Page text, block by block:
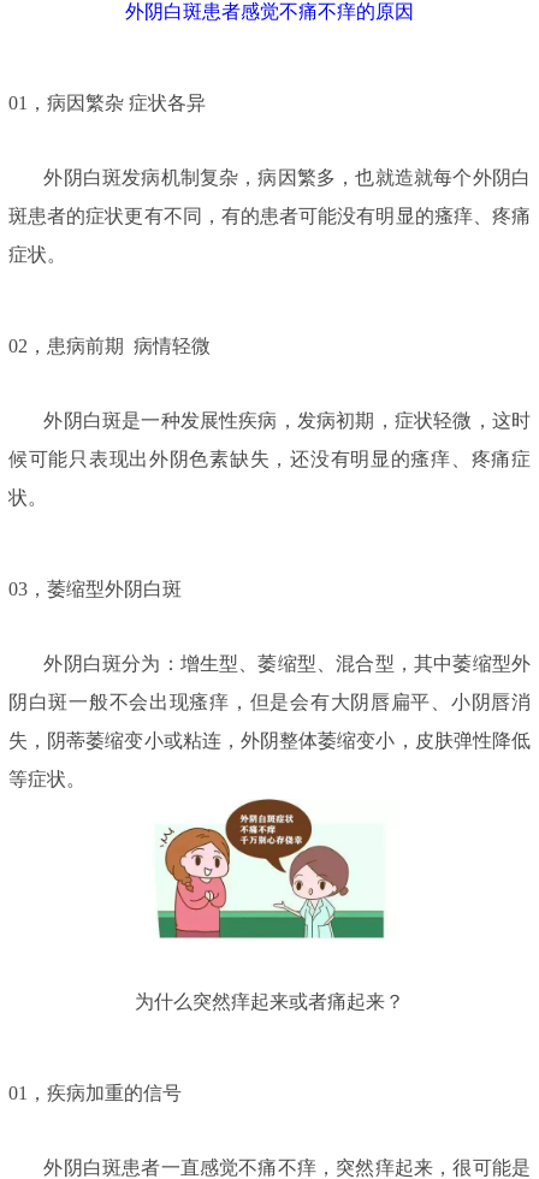
外阴白斑患者感觉不痛不痒的原因
01， 病因繁杂 症状各异
外阴白斑发病机制复杂，病因繁多，也就造就每个外阴白
斑患者的症状更有不同，有的患者可能没有明显的瘙痒、疼痛
症状。
02， 患病前期 病情轻微
外阴白斑是一种发展性疾病，发病初期，症状轻微，这时
候可能只表现出外阴色素缺失，还没有明显的瘙痒、疼痛症
状。
03， 萎缩型外阴白斑
外阴白斑分为：增生型、萎缩型、混合型，其中萎缩型外
阴白斑一般不会出现瘙痒，但是会有大阴唇扁平、小阴唇消
失，阴蒂萎缩变小或粘连，外阴整体萎缩变小，皮肤弹性降低
等症状。
为什么突然痒起来或者痛起来？
01， 疾病加重的信号
外阴白斑患者一直感觉不痛不痒，突然痒起来，很可能是